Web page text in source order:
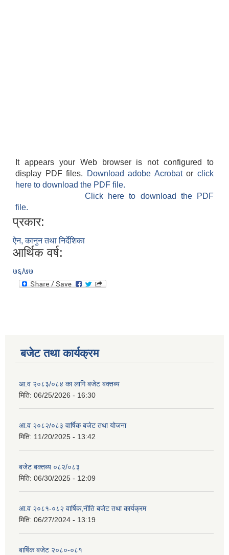
It appears your Web browser is not configured to
display PDF files.
Download adobe Acrobatorclick
here to download the PDF file.
Click here to download the PDF
file.
प्रकार:
ऐन, कानुन तथा निर्देशिका
आर्थिक वर्ष:
७६/७७
बजेट तथा कार्यक्रम
आ.व २०८३/०८४ का लागि बजेट बक्तब्य
मिति: 06/25/2026 - 16:30
आ.व २०८२/०८३ वार्षिक बजेट तथा योजना
मिति: 11/20/2025 - 13:42
बजेट बक्तब्य ०८२/०८३
मिति: 06/30/2025 - 12:09
आ.व २०८१-०८२ वार्षिक,नीति बजेट तथा कार्यक्रम
मिति: 06/27/2024 - 13:19
बार्षिक बजेट २०८०-०८१